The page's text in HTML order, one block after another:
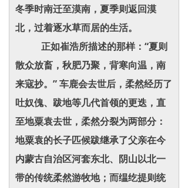
冬季时南迁至漠南，夏季则返回漠
北，过着逐水草而居的生活。
正如崔浩所描述的那样：“夏则
散众放畜，秋肥乃聚，背寒向温，南
来寇抄。” 车鹿会去世后，柔然经历了
吐奴傀、跋地等几代首领的更迭，直
至地粟袁去世，柔然分裂为两部分：
地粟袁的长子匹候跋继承了父亲在今
内蒙古自治区河套东北、阴山以北一
带的传统柔然游牧地；而缊纥提则统